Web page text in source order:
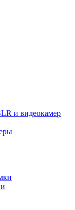
и видеокамер